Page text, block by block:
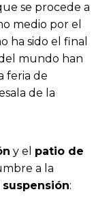
se procede a
medio por el
ha sido el final
mundo han
feria de
de la
y el patio de
a la
suspensión: